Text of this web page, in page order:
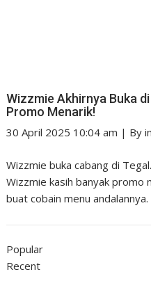
Wizzmie Akhirnya Buka
Promo Menarik!
30 April 2025 10:04 am | By
Wizzmie buka cabang di
Wizzmie kasih banyak promo
buat cobain menu andalannya.
Popular
Recent